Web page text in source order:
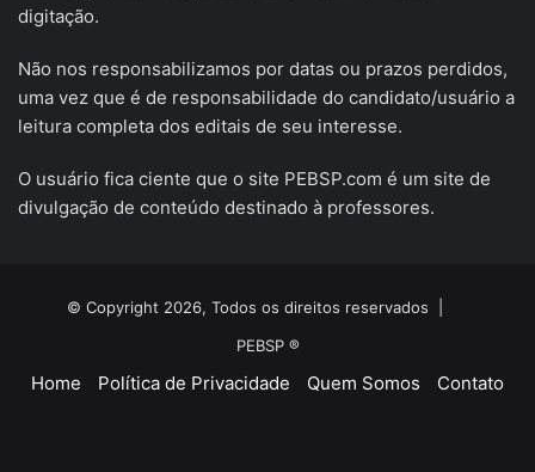
digitação.
Não nos responsabilizamos por datas ou prazos perdidos,
uma vez que é de responsabilidade do candidato/usuário a
leitura completa dos editais de seu interesse.
O usuário fica ciente que o site PEBSP.com é um site de
divulgação de conteúdo destinado à professores.
© Copyright 2026, Todos os direitos reservados |
PEBSP ®
Home Política de Privacidade Quem Somos Contato